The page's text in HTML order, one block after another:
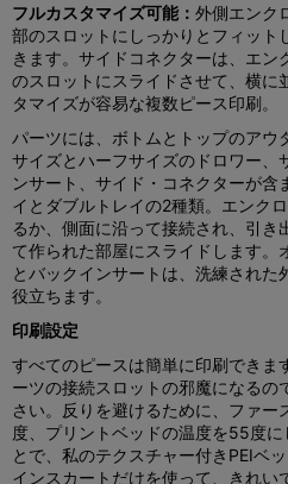
フルカスタマイズ可能： 外側エンク
部のスロットにしっかりとフィット
きます。サイドコネクターは、エン
のスロットにスライドさせて、横に
タマイズが容易な複数ピース印刷。
パーツには、ボトムとトップのアウ
サイズとハーフサイズのドロワー、
ンサート、サイド・コネクターが含
イとダブルトレイの2種類。エンク
るか、側面に沿って接続され、引き
て作られた部屋にスライドします。
とバックインサートは、洗練された
役立ちます。
印刷設定
すべてのピースは簡単に印刷できま
ーツの接続スロットの邪魔になるの
さい。反りを避けるために、ファ
度、プリントベッドの温度を55度
とで、私のテクスチャー付きPEIベ
インスカートだけを使って、きれい